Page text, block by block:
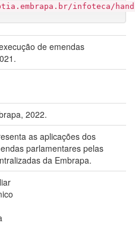
infoteca/
de emendas
2022.
as aplicações dos
parlamentares pelas
da Embrapa.